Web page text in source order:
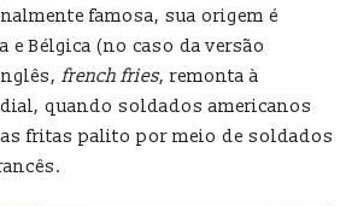
famosa, sua origem é
e Bélgica (no caso da versão
french fries, remonta à
quando soldados americanos
fritas palito por meio de soldados